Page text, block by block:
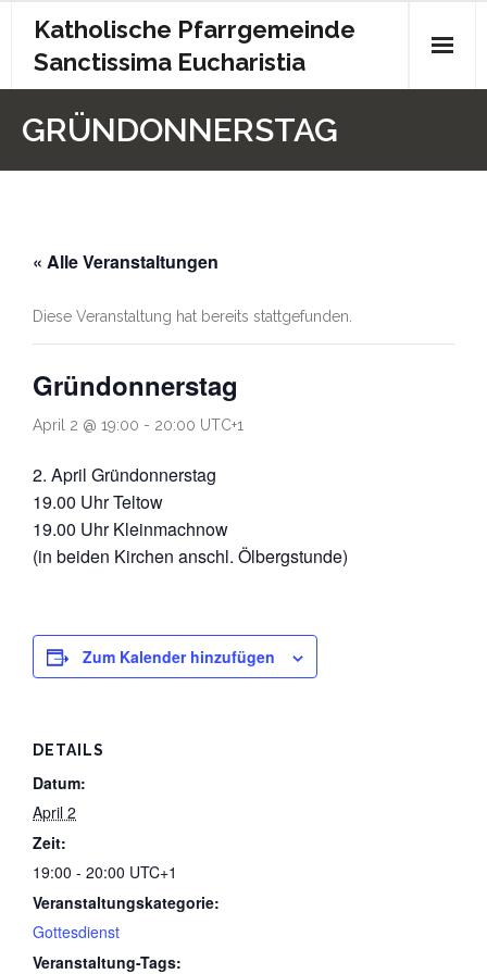
Katholische Pfarrgemeinde
Sanctissima Eucharistia
Pfarrbrief
Archiv
Datenschutz
GRÜNDONNERSTAG
« Alle Veranstaltungen
Diese Veranstaltung hat bereits stattgefunden.
Gründonnerstag
April 2 @ 19:00 - 20:00 UTC+1
2. April Gründonnerstag
19.00 Uhr Teltow
19.00 Uhr Kleinmachnow
(in beiden Kirchen anschl. Ölbergstunde)
Zum Kalender hinzufügen
DETAILS
Datum:
April 2
Zeit:
19:00 - 20:00 UTC+1
Veranstaltungskategorie:
Gottesdienst
Veranstaltung-Tags: